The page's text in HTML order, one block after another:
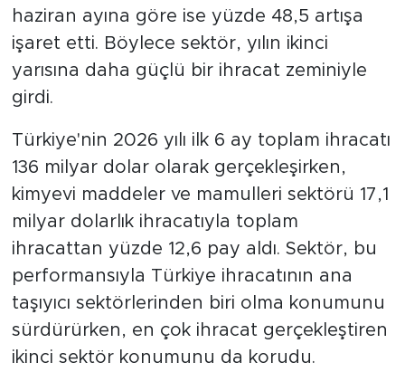
haziran ayına göre ise yüzde 48,5 artışa
işaret etti. Böylece sektör, yılın ikinci
yarısına daha güçlü bir ihracat zeminiyle
girdi.
Türkiye'nin 2026 yılı ilk 6 ay toplam ihracatı
136 milyar dolar olarak gerçekleşirken,
kimyevi maddeler ve mamulleri sektörü 17,1
milyar dolarlık ihracatıyla toplam
ihracattan yüzde 12,6 pay aldı. Sektör, bu
performansıyla Türkiye ihracatının ana
taşıyıcı sektörlerinden biri olma konumunu
sürdürürken, en çok ihracat gerçekleştiren
ikinci sektör konumunu da korudu.